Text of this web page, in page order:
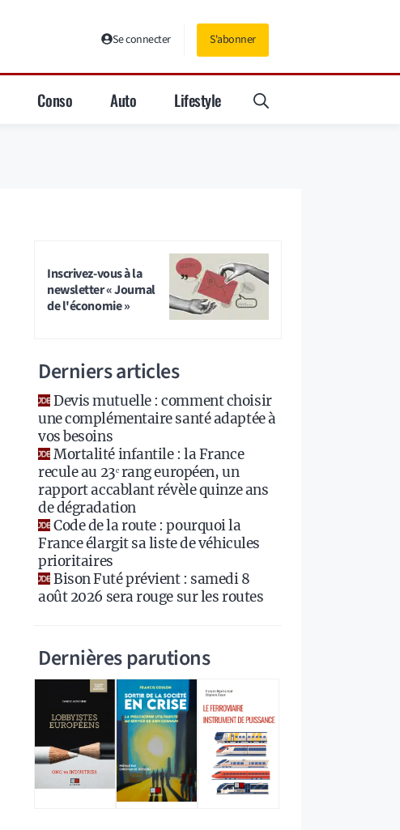
Se connecter S'abonner
Conso Auto Lifestyle
Inscrivez-vous à la
newsletter « Journal
de l'économie »
Derniers articles
Devis mutuelle : comment choisir
une complémentaire santé adaptée à
vos besoins
Mortalité infantile : la France
recule au 23ᵉ rang européen, un
rapport accablant révèle quinze ans
de dégradation
Code de la route : pourquoi la
France élargit sa liste de véhicules
prioritaires
Bison Futé prévient : samedi 8
août 2026 sera rouge sur les routes
Dernières parutions